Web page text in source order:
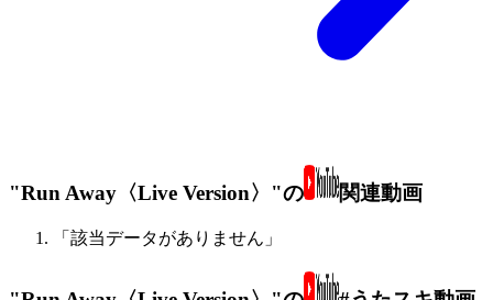
"Run Away〈Live Version〉"の 関連動画
「該当データがありません」